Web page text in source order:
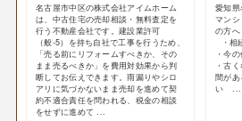
名古屋市中区の株式会社アイムホーム
は、中古住宅の売却相談・無料査定を
行う不動産会社です。建設業許可
（般-5）を持ち自社で工事を行うため、
「売る前にリフォームすべきか、その
まま売るべきか」を費用対効果から判
断してお伝えできます。雨漏りやシロ
アリに気づかないまま売却を進めて契
約不適合責任を問われる、税金の相談
をせずに進めて ...
愛知
マンシ
の方へ
・相
・今
・古
間があ
い ...